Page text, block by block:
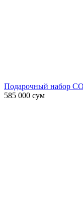
Подарочный набор
585 000 сум